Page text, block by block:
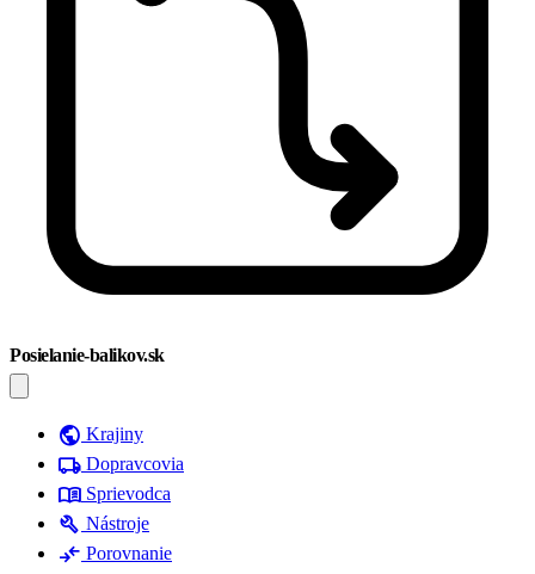
Posielanie-balikov.sk
public Krajiny
local_shipping Dopravcovia
menu_book Sprievodca
build Nástroje
compare_arrows Porovnanie